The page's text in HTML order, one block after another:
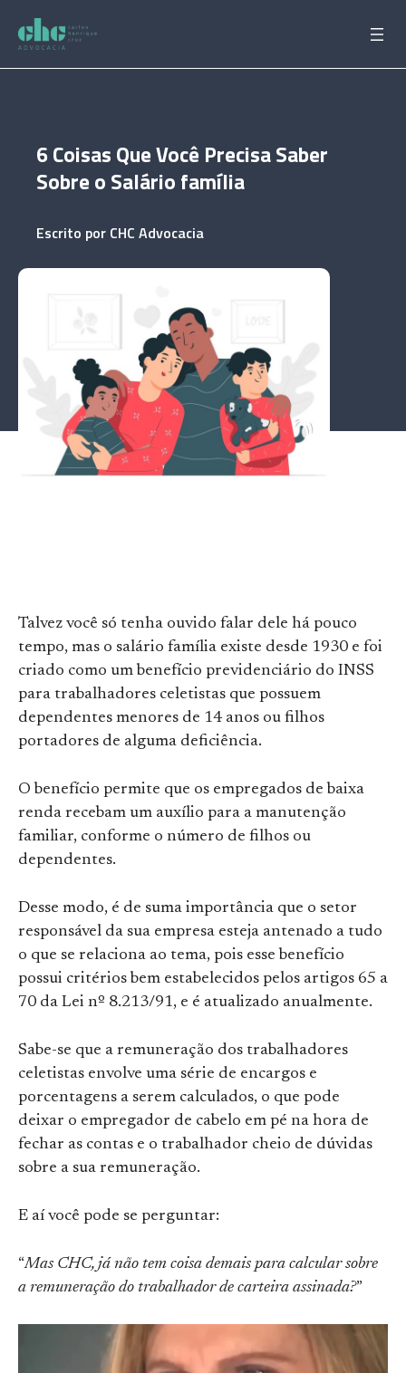
para
conteúdo
6 Coisas Que Você Precisa Saber
Sobre o Salário família
Escrito por CHC Advocacia
Talvez você só tenha ouvido falar dele há pouco
tempo, mas o salário família existe desde 1930 e foi
criado como um benefício previdenciário do INSS
para trabalhadores celetistas que possuem
dependentes menores de 14 anos ou filhos
portadores de alguma deficiência.
O benefício permite que os empregados de baixa
renda recebam um auxílio para a manutenção
familiar, conforme o número de filhos ou
dependentes.
Desse modo, é de suma importância que o setor
responsável da sua empresa esteja antenado a tudo
o que se relaciona ao tema, pois esse benefício
possui critérios bem estabelecidos pelos artigos 65 a
70 da Lei nº 8.213/91, e é atualizado anualmente.
Sabe-se que a remuneração dos trabalhadores
celetistas envolve uma série de encargos e
porcentagens a serem calculados, o que pode
deixar o empregador de cabelo em pé na hora de
fechar as contas e o trabalhador cheio de dúvidas
sobre a sua remuneração.
E aí você pode se perguntar:
“Mas CHC, já não tem coisa demais para calcular sobre
a remuneração do trabalhador de carteira assinada?”